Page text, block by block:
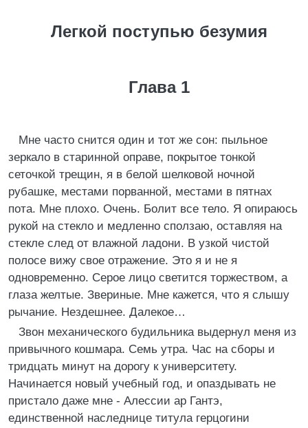
Легкой поступью безумия
Глава 1
Мне часто снится один и тот же сон: пыльное
зеркало в старинной оправе, покрытое тонкой
сеточкой трещин, я в белой шелковой ночной
рубашке, местами порванной, местами в пятнах
пота. Мне плохо. Очень. Болит все тело. Я опираюсь
рукой на стекло и медленно сползаю, оставляя на
стекле след от влажной ладони. В узкой чистой
полосе вижу свое отражение. Это я и не я
одновременно. Серое лицо светится торжеством, а
глаза желтые. Звериные. Мне кажется, что я слышу
рычание. Нездешнее. Далекое…
Звон механического будильника выдернул меня из
привычного кошмара. Семь утра. Час на сборы и
тридцать минут на дорогу к университету.
Начинается новый учебный год, и опаздывать не
пристало даже мне - Алессии ар Гантэ,
единственной наследнице титула герцогини